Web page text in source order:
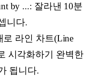
by ...: 잘라낸 10분
니다.
로 라인 차트(Line
시각화하기 완벽한
됩니다.